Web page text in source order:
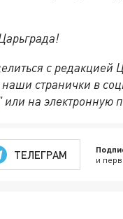
с
странички в
или на электронную
ТЕЛЕГРАМ и